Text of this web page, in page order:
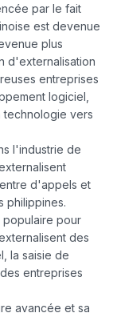
par le fait
est devenue
plus
d'externalisation
entreprises
logiciel,
technologie vers
l'industrie de
d'appels et
philippines.
populaire pour
des
la saisie de
entreprises
avancée et sa